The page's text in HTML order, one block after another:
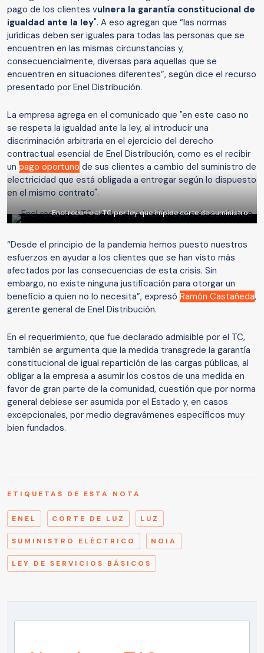
pago de los clientes vulnera la garantía constitucional de
igualdad ante la ley". A eso agregan que “las normas
jurídicas deben ser iguales para todas las personas que se
encuentren en las mismas circunstancias y,
consecuencialmente, diversas para aquellas que se
encuentren en situaciones diferentes”, según dice el recurso
presentado por Enel Distribución.
La empresa agrega en el comunicado que "en este caso no
se respeta la igualdad ante la ley, al introducir una
discriminación arbitraria en el ejercicio del derecho
contractual esencial de Enel Distribución, como es el recibir
un pago oportuno de sus clientes a cambio del suministro de
electricidad que está obligada a entregar según lo dispuesto
en el mismo contrato".
Enel recurre al TC por ley que impide corte de suministro
“Desde el principio de la pandemia hemos puesto nuestros
esfuerzos en ayudar a los clientes que se han visto más
afectados por las consecuencias de esta crisis. Sin
embargo, no existe ninguna justificación para otorgar un
beneficio a quien no lo necesita”, expresó Ramón Castañeda,
gerente general de Enel Distribución.
En el requerimiento, que fue declarado admisible por el TC,
también se argumenta que la medida transgrede la garantía
constitucional de igual repartición de las cargas públicas, al
obligar a la empresa a asumir los costos de una medida en
favor de gran parte de la comunidad, cuestión que por norma
general debiese ser asumida por el Estado y, en casos
excepcionales, por medio degravámenes específicos muy
bien fundados.
ETIQUETAS DE ESTA NOTA
ENEL CORTE DE LUZ LUZ
SUMINISTRO ELÉCTRICO NOIA
LEY DE SERVICIOS BÁSICOS